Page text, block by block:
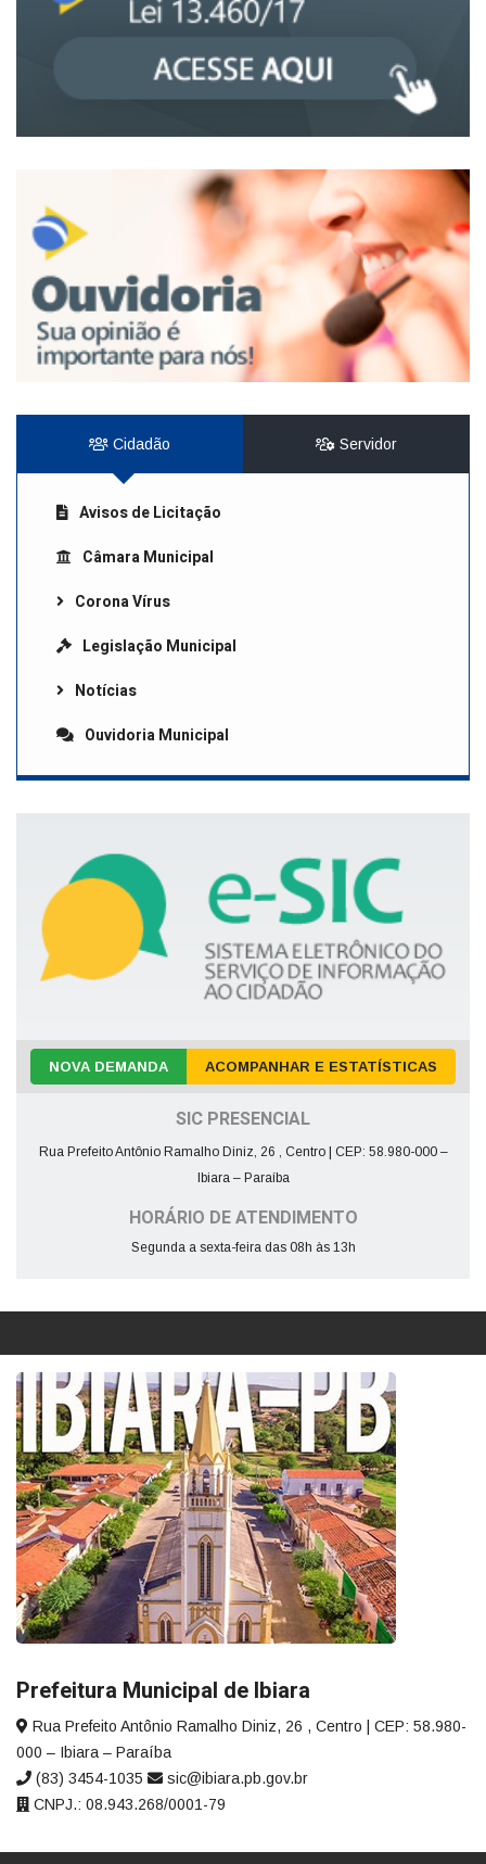
Cidadão Servidor
Avisos de Licitação
Câmara Municipal
Corona Vírus
Legislação Municipal
Notícias
Ouvidoria Municipal
NOVA DEMANDA ACOMPANHAR E ESTATÍSTICAS
SIC PRESENCIAL
Rua Prefeito Antônio Ramalho Diniz, 26 , Centro | CEP: 58.980-000 –
Ibiara – Paraíba
HORÁRIO DE ATENDIMENTO
Segunda a sexta-feira das 08h às 13h
Prefeitura Municipal de Ibiara
Rua Prefeito Antônio Ramalho Diniz, 26 , Centro | CEP: 58.980-
000 – Ibiara – Paraíba
(83) 3454-1035
sic@ibiara.pb.gov.br
CNPJ.: 08.943.268/0001-79